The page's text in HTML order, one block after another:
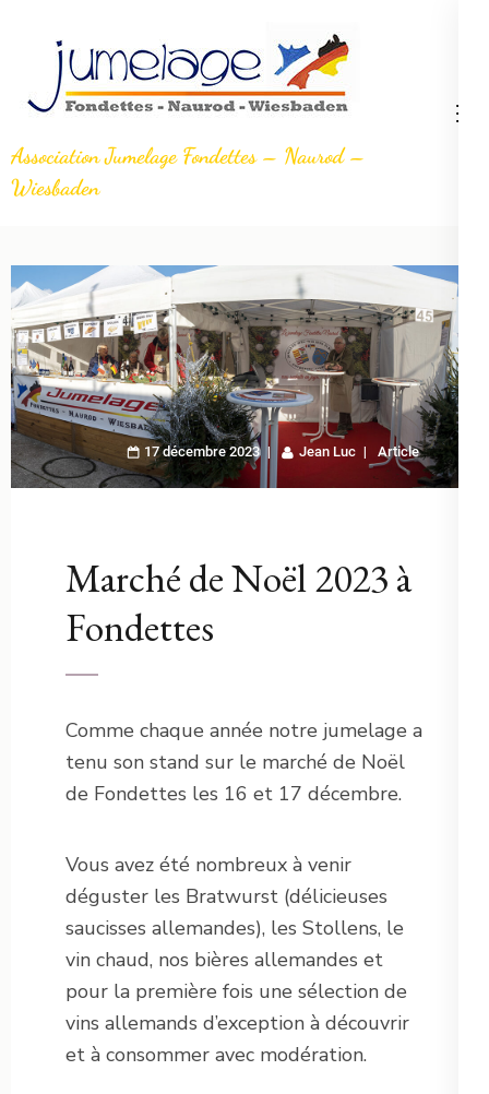
contenu
(Pressez
Entrée)
Association Jumelage Fondettes – Naurod –
Wiesbaden
17 décembre 2023 Jean Luc Article
Marché de Noël 2023 à
Fondettes
Comme chaque année notre jumelage a
tenu son stand sur le marché de Noël
de Fondettes les 16 et 17 décembre.
Vous avez été nombreux à venir
déguster les Bratwurst (délicieuses
saucisses allemandes), les Stollens, le
vin chaud, nos bières allemandes et
pour la première fois une sélection de
vins allemands d’exception à découvrir
et à consommer avec modération.